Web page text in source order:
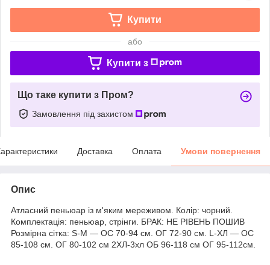
Купити
або
Купити з
Що таке купити з Пром?
Замовлення під захистом
Доставка Оплата Умови повернення
Опис
Атласний пеньюар із м'яким мереживом. Колір: чорний.
Комплектація: пеньюар, стрінги. БРАК: НЕ РІВЕНЬ ПОШИВ
Розмірна сітка: S-М — ОС 70-94 см. ОГ 72-90 см. L-ХЛ — ОС
85-108 см. ОГ 80-102 см 2ХЛ-3хл ОБ 96-118 см ОГ 95-112см.